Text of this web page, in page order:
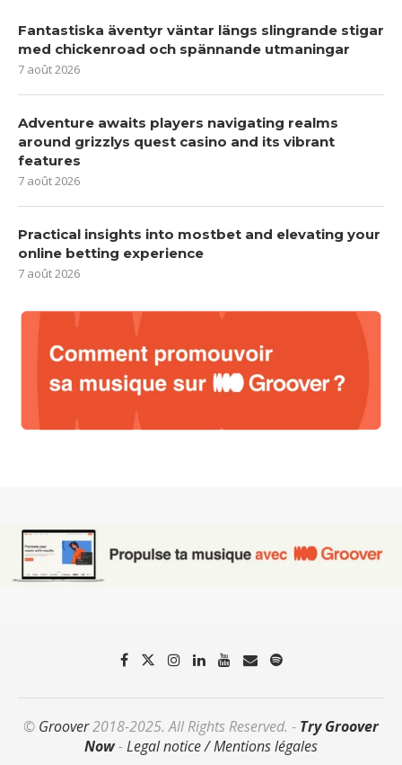
Fantastiska äventyr väntar längs slingrande stigar
med chickenroad och spännande utmaningar
7 août 2026
Adventure awaits players navigating realms
around grizzlys quest casino and its vibrant
features
7 août 2026
Practical insights into mostbet and elevating your
online betting experience
7 août 2026
© Groover2018-2025. All Rights Reserved. - Try Groover
Now-Legal notice / Mentions légales